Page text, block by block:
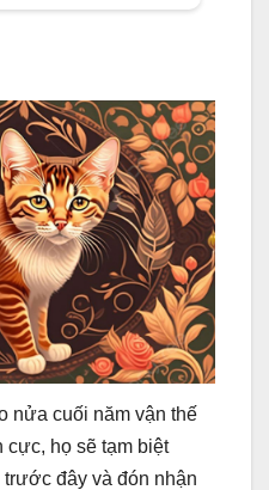
nửa cuối năm vận thế
cực, họ sẽ tạm biệt
đây và đón nhận